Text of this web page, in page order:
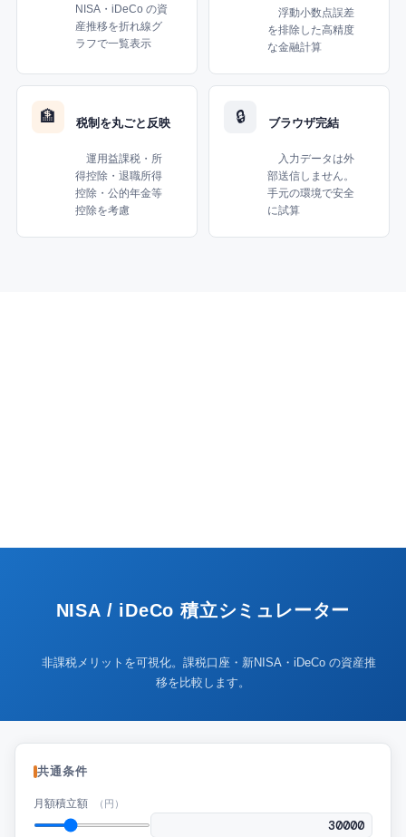
NISA・iDeCo の資
産推移を折れ線グ
ラフで一覧表示
浮動小数点誤差
を排除した高精度
な金融計算
🏦 税制を丸ごと反映
運用益課税・所
得控除・退職所得
控除・公的年金等
控除を考慮
🔒 ブラウザ完結
入力データは外
部送信しません。
手元の環境で安全
に試算
NISA / iDeCo 積立シミュレーター
非課税メリットを可視化。課税口座・新NISA・iDeCo の資産推
移を比較します。
共通条件
月額積立額 （円）